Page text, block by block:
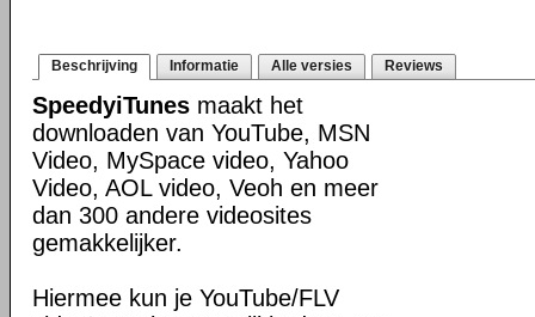
Beschrijving Informatie Alle versies Reviews
SpeedyiTunes maakt het
downloaden van YouTube, MSN
Video, MySpace video, Yahoo
Video, AOL video, Veoh en meer
dan 300 andere videosites
gemakkelijker.
Hiermee kun je YouTube/FLV